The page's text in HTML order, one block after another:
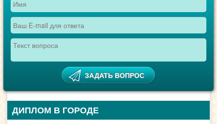
ДИПЛОМ В ГОРОДЕ